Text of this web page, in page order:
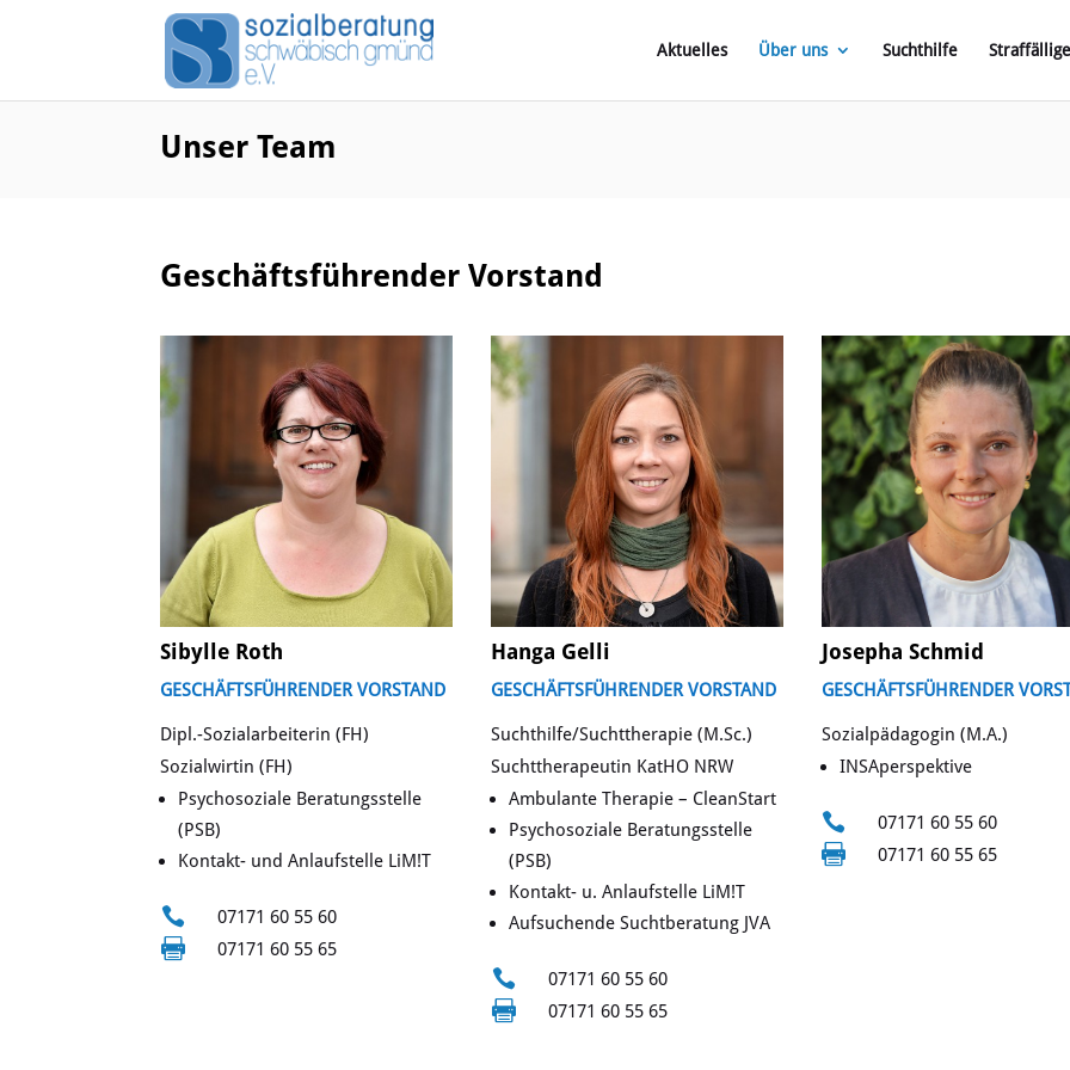
Aktuelles Über uns Suchthilfe
Unser Team
Geschäftsführender Vorstand
Sibylle Roth
GESCHÄFTSFÜHRENDER VORSTAND
Dipl.-Sozialarbeiterin (FH)
Sozialwirtin (FH)
Psychosoziale Beratungsstelle
(PSB)
Kontakt- und Anlaufstelle LiM!T
 07171 60 55 60
 07171 60 55 65
Hanga Gelli
GESCHÄFTSFÜHRENDER VORSTAND
Suchthilfe/Suchttherapie (M.Sc.)
Suchttherapeutin KatHO NRW
Ambulante Therapie – CleanStart
Psychosoziale Beratungsstelle
(PSB)
Kontakt- u. Anlaufstelle LiM!T
Aufsuchende Suchtberatung JVA
 07171 60 55 60
 07171 60 55 65
Josepha Schmid
GESCHÄFTSFÜHRENDER
Sozialpädagogin (M.A.)
INSAperspektive
 07171 60 55 60
 07171 60 55 65